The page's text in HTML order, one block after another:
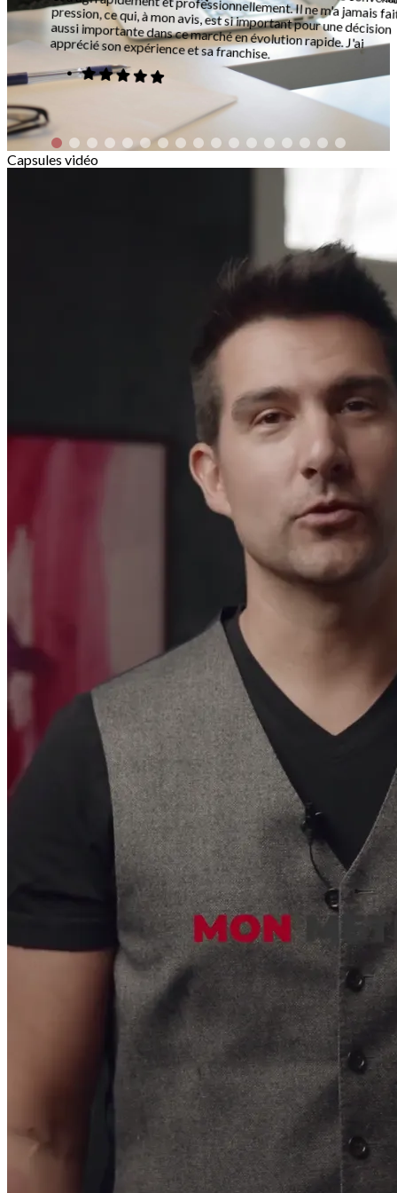
aussi importante dans ce marché en évolution rapide. J'ai apprécié son expérience et sa franchise.
Capsules vidéo